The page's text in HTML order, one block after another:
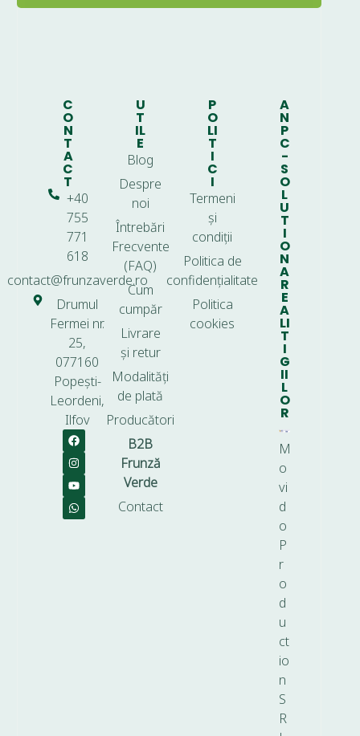
C
O
N
T
A
C
T
+40
755
771
618
contact@frunzaverde.ro
Drumul
Fermei nr.
25,
077160
Popești-
Leordeni,
Ilfov
U
T
IL
E
Blog
Despre
noi
Întrebări
Frecvente
(FAQ)
Cum
cumpăr
Livrare
și retur
Modalități
de plată
Producători
B2B
Frunză
Verde
Contact
P
O
LI
T
I
C
I
Termeni
și
condiții
Politica de
confidențialitate
Politica
cookies
A
N
P
C
-
S
O
L
U
T
I
O
N
A
R
E
A
LI
T
I
G
II
L
O
R
M
o
vi
d
o
P
r
o
d
u
ct
io
n
S
R